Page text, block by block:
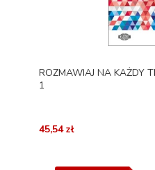
ROZMAWIAJ NA KAŻDY
1
45,54 zł